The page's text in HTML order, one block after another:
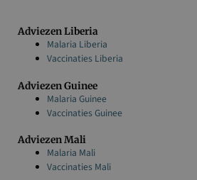
Adviezen Liberia
Malaria Liberia
Vaccinaties Liberia
Adviezen Guinee
Malaria Guinee
Vaccinaties Guinee
Adviezen Mali
Malaria Mali
Vaccinaties Mali